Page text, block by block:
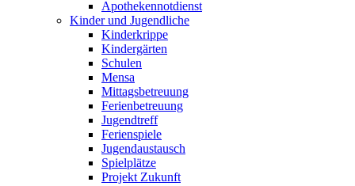
Apothekennotdienst
Kinder und Jugendliche
Kinderkrippe
Kindergärten
Schulen
Mensa
Mittagsbetreuung
Ferienbetreuung
Jugendtreff
Ferienspiele
Jugendaustausch
Spielplätze
Projekt Zukunft